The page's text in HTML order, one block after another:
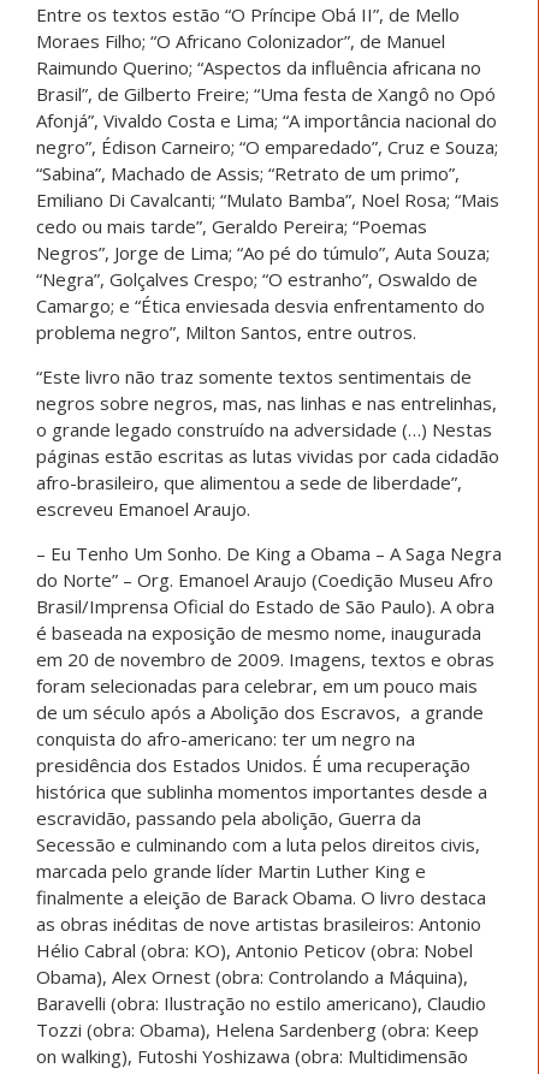
Entre os textos estão “O Príncipe Obá II”, de Mello
Moraes Filho; “O Africano Colonizador”, de Manuel
Raimundo Querino; “Aspectos da influência africana no
Brasil”, de Gilberto Freire; “Uma festa de Xangô no Opó
Afonjá”, Vivaldo Costa e Lima; “A importância nacional do
negro”, Édison Carneiro; “O emparedado”, Cruz e Souza;
“Sabina”, Machado de Assis; “Retrato de um primo”,
Emiliano Di Cavalcanti; “Mulato Bamba”, Noel Rosa; “Mais
cedo ou mais tarde”, Geraldo Pereira; “Poemas
Negros”, Jorge de Lima; “Ao pé do túmulo”, Auta Souza;
“Negra”, Golçalves Crespo; “O estranho”, Oswaldo de
Camargo; e “Ética enviesada desvia enfrentamento do
problema negro”, Milton Santos, entre outros.
“Este livro não traz somente textos sentimentais de
negros sobre negros, mas, nas linhas e nas entrelinhas,
o grande legado construído na adversidade (…) Nestas
páginas estão escritas as lutas vividas por cada cidadão
afro-brasileiro, que alimentou a sede de liberdade”,
escreveu Emanoel Araujo.
– Eu Tenho Um Sonho. De King a Obama – A Saga Negra
do Norte” – Org. Emanoel Araujo (Coedição Museu Afro
Brasil/Imprensa Oficial do Estado de São Paulo). A obra
é baseada na exposição de mesmo nome, inaugurada
em 20 de novembro de 2009. Imagens, textos e obras
foram selecionadas para celebrar, em um pouco mais
de um século após a Abolição dos Escravos, a grande
conquista do afro-americano: ter um negro na
presidência dos Estados Unidos. É uma recuperação
histórica que sublinha momentos importantes desde a
escravidão, passando pela abolição, Guerra da
Secessão e culminando com a luta pelos direitos civis,
marcada pelo grande líder Martin Luther King e
finalmente a eleição de Barack Obama. O livro destaca
as obras inéditas de nove artistas brasileiros: Antonio
Hélio Cabral (obra: KO), Antonio Peticov (obra: Nobel
Obama), Alex Ornest (obra: Controlando a Máquina),
Baravelli (obra: Ilustração no estilo americano), Claudio
Tozzi (obra: Obama), Helena Sardenberg (obra: Keep
on walking), Futoshi Yoshizawa (obra: Multidimensão